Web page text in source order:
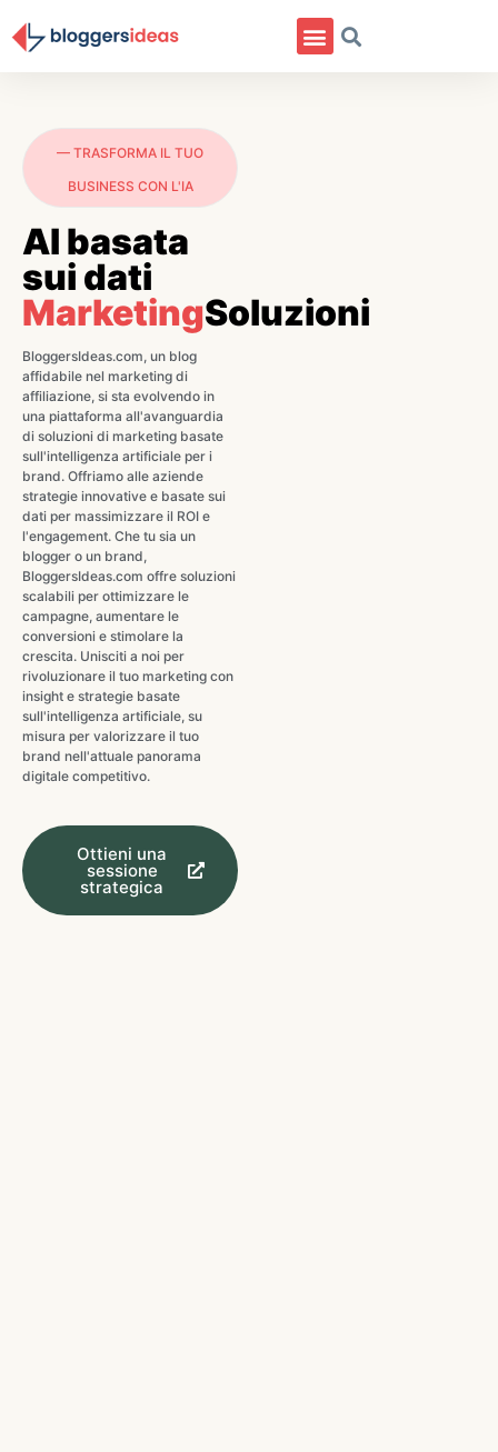
— TRASFORMA IL TUO
BUSINESS CON L'IA
AI basata
sui dati
MarketingSoluzioni
BloggersIdeas.com, un blog
affidabile nel marketing di
affiliazione, si sta evolvendo in
una piattaforma all'avanguardia
di soluzioni di marketing basate
sull'intelligenza artificiale per i
brand. Offriamo alle aziende
strategie innovative e basate sui
dati per massimizzare il ROI e
l'engagement. Che tu sia un
blogger o un brand,
BloggersIdeas.com offre soluzioni
scalabili per ottimizzare le
campagne, aumentare le
conversioni e stimolare la
crescita. Unisciti a noi per
rivoluzionare il tuo marketing con
insight e strategie basate
sull'intelligenza artificiale, su
misura per valorizzare il tuo
brand nell'attuale panorama
digitale competitivo.
Ottieni una
sessione
strategica